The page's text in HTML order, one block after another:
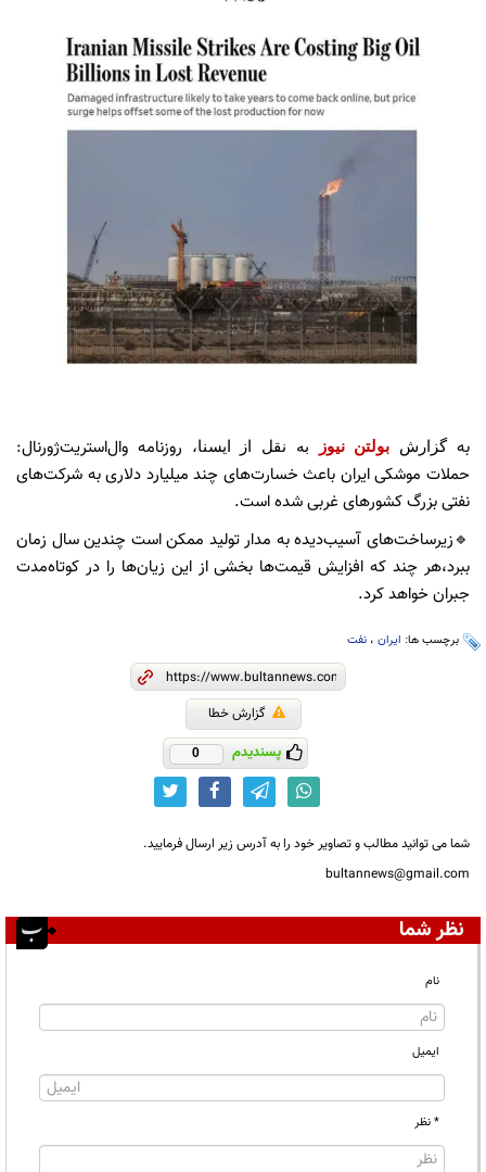
بهگزارش بولتن نیوز به نقل از ایسنا،
روزنامه وال‌استریت‌ژورنال:
حملات موشکی ایران باعث خسارت‌های چند میلیارد دلاری به شرکت‌های
نفتی بزرگ کشورهای غربی شده است.
🔹زیرساخت‌های آسیب‌دیده به مدار تولید ممکن است چندین سال زمان
ببرد،هر چند که افزایش قیمت‌ها بخشی از این زیان‌ها را در کوتاه‌مدت
جبران خواهد کرد.
برچسب ها: ایران ، نفت
گزارش خطا
پسندیدم 0
شما می توانید مطالب و تصاویر خود را به آدرس زیر ارسال فرمایید.
bultannews@gmail.com
نظر شما
نام
ایمیل
* نظر